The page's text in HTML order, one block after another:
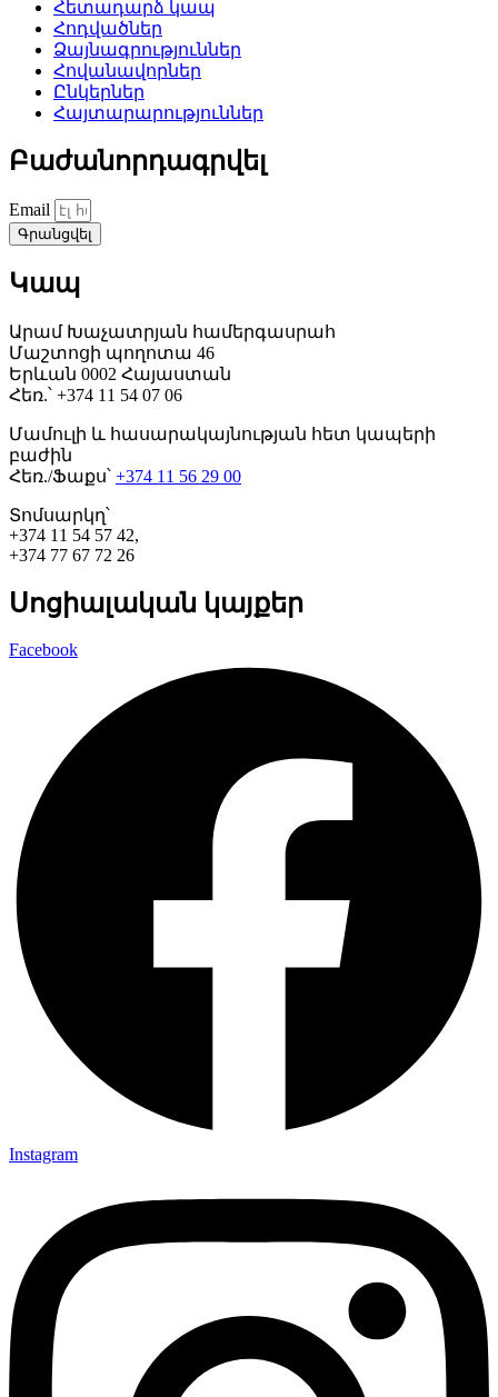
Հետադարձ կապ
Հոդվածներ
Ձայնագրություններ
Հովանավորներ
Ընկերներ
Հայտարարություններ
Բաժանորդագրվել
Email
Գրանցվել
Կապ
Արամ Խաչատրյան համերգասրահ
Մաշտոցի պողոտա 46
Երևան 0002 Հայաստան
Հեռ.՝ +374 11 54 07 06
Մամուլի և հասարակայնության հետ կապերի
բաժին
Հեռ./Ֆաքս՝ +374 11 56 29 00
Տոմսարկղ՝
+374 11 54 57 42,
+374 77 67 72 26
Սոցիալական կայքեր
Facebook
Instagram